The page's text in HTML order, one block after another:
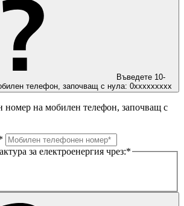
Въведете 10-
телефон, започващ с нула: 0ххххххххх
номер на мобилен телефон, започващ с
за електроенергия чрез:*